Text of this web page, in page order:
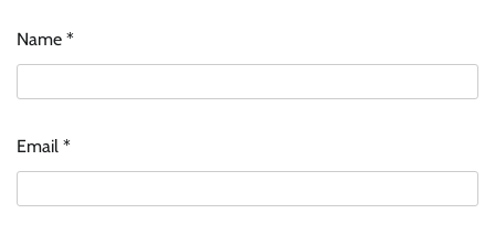
Name *
Email *